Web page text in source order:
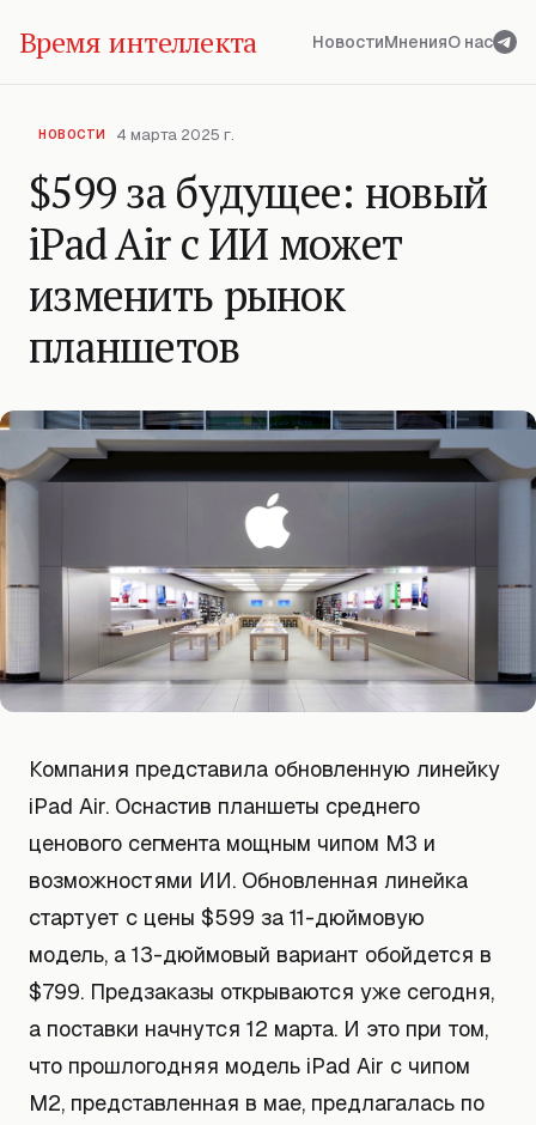
Время интеллекта НовостиМненияО нас
НОВОСТИ 4 марта 2025 г.
$599 за будущее: новый
iPad Air с ИИ может
изменить рынок
планшетов
Компания представила обновленную линейку
iPad Air. Оснастив планшеты среднего
ценового сегмента мощным чипом M3 и
возможностями ИИ. Обновленная линейка
стартует с цены $599 за 11-дюймовую
модель, а 13-дюймовый вариант обойдется в
$799. Предзаказы открываются уже сегодня,
а поставки начнутся 12 марта. И это при том,
что прошлогодняя модель iPad Air с чипом
M2, представленная в мае, предлагалась по